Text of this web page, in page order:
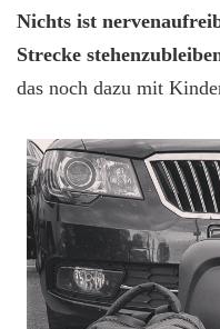
Nichts ist
Strecke
das noch dazu mit